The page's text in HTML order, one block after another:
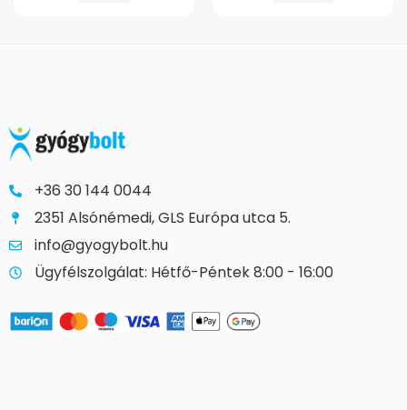
+36 30 144 0044
2351 Alsónémedi, GLS Európa utca 5.
info@gyogybolt.hu
Ügyfélszolgálat: Hétfő-Péntek 8:00 - 16:00